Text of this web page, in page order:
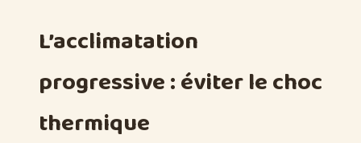
L’acclimatation
progressive : éviter le choc
thermique